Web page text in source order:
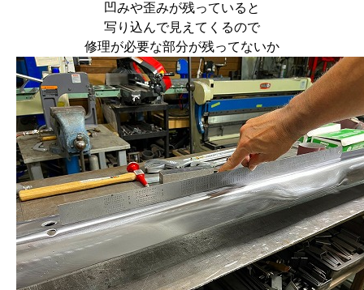
凹みや歪みが残っていると
写り込んで見えてくるので
修理が必要な部分が残ってないか